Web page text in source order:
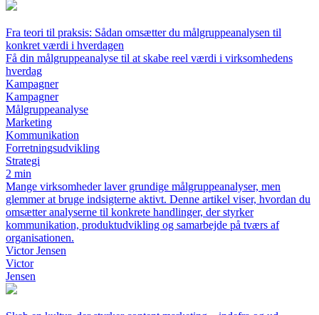
Fra teori til praksis: Sådan omsætter du målgruppeanalysen til
konkret værdi i hverdagen
Få din målgruppeanalyse til at skabe reel værdi i virksomhedens
hverdag
Kampagner
Kampagner
Målgruppeanalyse
Marketing
Kommunikation
Forretningsudvikling
Strategi
2 min
Mange virksomheder laver grundige målgruppeanalyser, men
glemmer at bruge indsigterne aktivt. Denne artikel viser, hvordan du
omsætter analyserne til konkrete handlinger, der styrker
kommunikation, produktudvikling og samarbejde på tværs af
organisationen.
Victor Jensen
Victor
Jensen